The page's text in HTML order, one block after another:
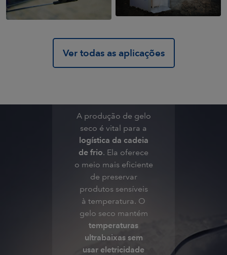
Ver todas as aplicações
setores
Médico,
Alimentar,
Logístico,
A produção de gelo
seco é vital para a
logística da cadeia
de frio. Ela oferece
o meio mais eficiente
de preservar
produtos sensíveis
à temperatura. O
gelo seco mantém
temperaturas
ultrabaixas sem
usar eletricidade